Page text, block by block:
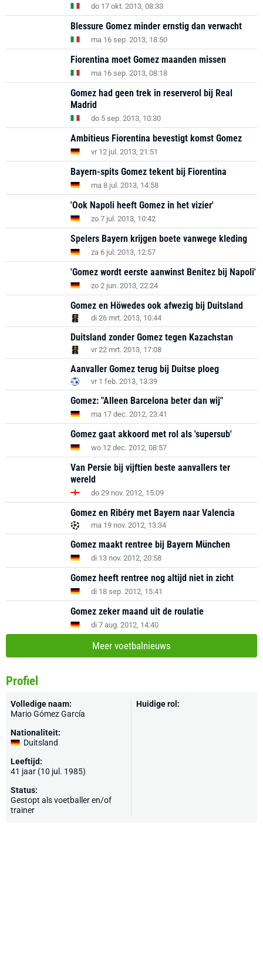
do 17 okt. 2013, 08:33
Blessure Gomez minder ernstig dan verwacht
ma 16 sep. 2013, 18:50
Fiorentina moet Gomez maanden missen
ma 16 sep. 2013, 08:18
Gomez had geen trek in reserverol bij Real
Madrid
do 5 sep. 2013, 10:30
Ambitieus Fiorentina bevestigt komst Gomez
vr 12 jul. 2013, 21:51
Bayern-spits Gomez tekent bij Fiorentina
ma 8 jul. 2013, 14:58
'Ook Napoli heeft Gomez in het vizier'
zo 7 jul. 2013, 10:42
Spelers Bayern krijgen boete vanwege kleding
za 6 jul. 2013, 12:57
'Gomez wordt eerste aanwinst Benitez bij Napoli'
zo 2 jun. 2013, 22:24
Gomez en Höwedes ook afwezig bij Duitsland
di 26 mrt. 2013, 10:44
Duitsland zonder Gomez tegen Kazachstan
vr 22 mrt. 2013, 17:08
Aanvaller Gomez terug bij Duitse ploeg
vr 1 feb. 2013, 13:39
Gomez: "Alleen Barcelona beter dan wij"
ma 17 dec. 2012, 23:41
Gomez gaat akkoord met rol als 'supersub'
wo 12 dec. 2012, 08:57
Van Persie bij vijftien beste aanvallers ter
wereld
do 29 nov. 2012, 15:09
Gomez en Ribéry met Bayern naar Valencia
ma 19 nov. 2012, 13:34
Gomez maakt rentree bij Bayern München
di 13 nov. 2012, 20:58
Gomez heeft rentree nog altijd niet in zicht
di 18 sep. 2012, 15:41
Gomez zeker maand uit de roulatie
di 7 aug. 2012, 14:40
Meer voetbalnieuws
Profiel
Volledige naam:
Mario Gómez García
Nationaliteit:
Duitsland
Leeftijd:
41 jaar (10 jul. 1985)
Status:
Gestopt als voetballer en/of
trainer
Huidige rol: